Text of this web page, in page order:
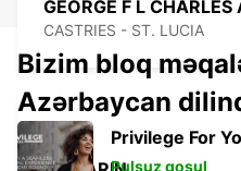
GEORGE F L CHARLES
CASTRIES - ST. LUCIA
Bizim bloq
Azərbaycan
Privilege For
Pulsuz qoşul